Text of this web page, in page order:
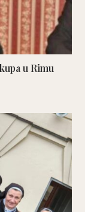
u Rimu